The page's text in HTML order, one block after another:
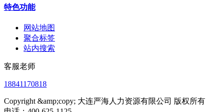
特色功能
网站地图
聚合标签
站内搜索
客服老师
18841170818
Copyright &amp;copy; 大连严海人力资源有限公司 版权所有